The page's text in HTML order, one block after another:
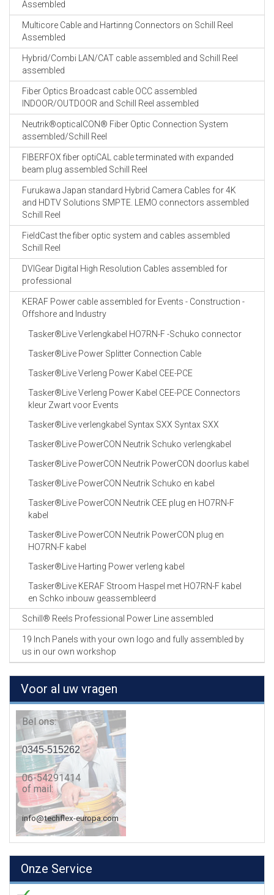
Assembled
Multicore Cable and Hartinng Connectors on Schill Reel
Assembled
Hybrid/Combi LAN/CAT cable assembled and Schill Reel
assembled
Fiber Optics Broadcast cable OCC assembled
INDOOR/OUTDOOR and Schill Reel assembled
Neutrik®opticalCON® Fiber Optic Connection System
assembled/Schill Reel
FIBERFOX fiber optiCAL cable terminated with expanded
beam plug assembled Schill Reel
Furukawa Japan standard Hybrid Camera Cables for 4K
and HDTV Solutions SMPTE. LEMO connectors assembled
Schill Reel
FieldCast the fiber optic system and cables assembled
Schill Reel
DVIGear Digital High Resolution Cables assembled for
professional
KERAF Power cable assembled for Events - Construction -
Offshore and Industry
Tasker®Live Verlengkabel HO7RN-F -Schuko connector
Tasker®Live Power Splitter Connection Cable
Tasker®Live Verleng Power Kabel CEE-PCE
Tasker®Live Verleng Power Kabel CEE-PCE Connectors
kleur Zwart voor Events
Tasker®Live verlengkabel Syntax SXX Syntax SXX
Tasker®Live PowerCON Neutrik Schuko verlengkabel
Tasker®Live PowerCON Neutrik PowerCON doorlus kabel
Tasker®Live PowerCON Neutrik Schuko en kabel
Tasker®Live PowerCON Neutrik CEE plug en HO7RN-F
kabel
Tasker®Live PowerCON Neutrik PowerCON plug en
HO7RN-F kabel
Tasker®Live Harting Power verleng kabel
Tasker®Live KERAF Stroom Haspel met HO7RN-F kabel
en Schko inbouw geassembleerd
Schill® Reels Professional Power Line assembled
19 Inch Panels with your own logo and fully assembled by
us in our own workshop
Voor al uw vragen
Bel ons:
0345-515262
06-54291414
of mail:
info@techflex-europa.com
Onze Service